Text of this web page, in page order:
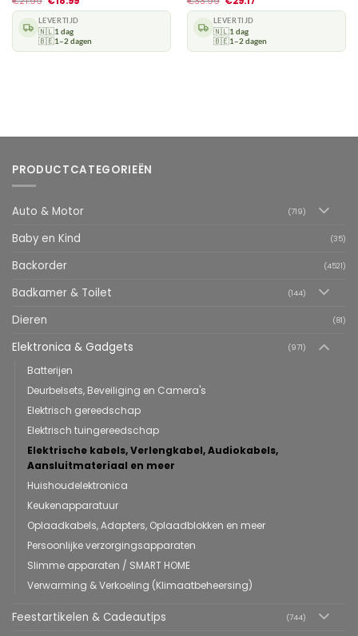
LEVERTIJD
🇳🇱1 dag
🇧🇪1–2 dagen
LEVERTIJD
🇳🇱1 dag
🇧🇪1–2 dagen
PRODUCTCATEGORIEËN
Auto & Motor (719)
Baby en Kind (35)
Backorder (4521)
Badkamer & Toilet (144)
Dieren (81)
Elektronica & Gadgets (971)
Batterijen
Deurbelsets, Beveiliging en Camera's
Elektrisch gereedschap
Elektrisch tuingereedschap
Elektrische kabels, Verlengkabel, Audiokabels,
Aansluitmateriaal en meer
Huishoudelektronica
Keukenapparatuur
Oplaadkabels, Adapters, Oplaadblokken en meer
Persoonlijke verzorgingsapparaten
Slimme apparaten / SMART HOME
Verwarming & Verkoeling (Klimaatbeheersing)
Feestartikelen & Cadeautips (744)